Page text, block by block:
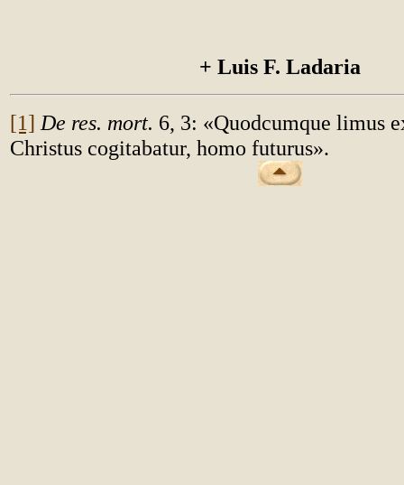
+ Luis F. Ladaria
[1] De res. mort. 6, 3: «Quodcumque limus
Christus cogitabatur, homo futurus».